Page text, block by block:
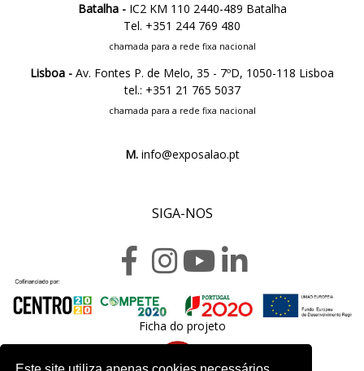
Batalha -IC2 KM 110 2440-489 Batalha
Tel. +351 244 769 480
chamada para a rede fixa nacional
Lisboa - Av. Fontes P. de Melo, 35 - 7ºD, 1050-118 Lisboa
tel.: +351 21 765 5037
chamada para a rede fixa nacional
M.info@exposalao.pt
SIGA-NOS
Ficha do projeto